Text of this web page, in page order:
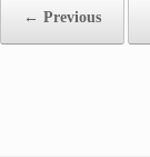
← Previous